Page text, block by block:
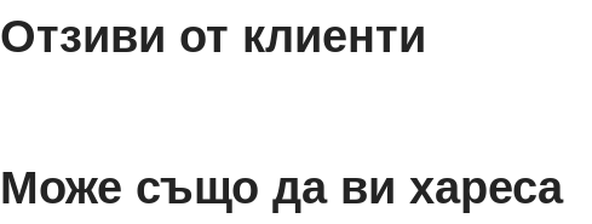
Отзиви от клиенти
Може също да ви хареса